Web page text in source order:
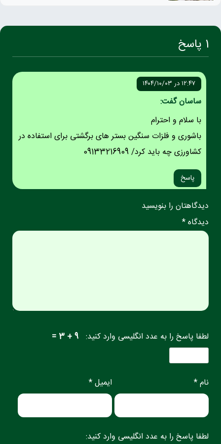
1 پاسخ
۱۲:۴۷ در ۱۴۰۴/۱۰/۰۳
ساسان گفت:
با سلام و احترام
باشوری و فلزات سنگین بستر های برگشتی برای استفاده در
کشاورزی چه باید کرد/ 09133216909
پاسخ
دیدگاهتان را بنویسید
دیدگاه *
لطفا پاسخ را به عدد انگلیسی وارد کنید: 9 + 3 =
نام * ایمیل *
لطفا پاسخ را به عدد انگلیسی وارد کنید: